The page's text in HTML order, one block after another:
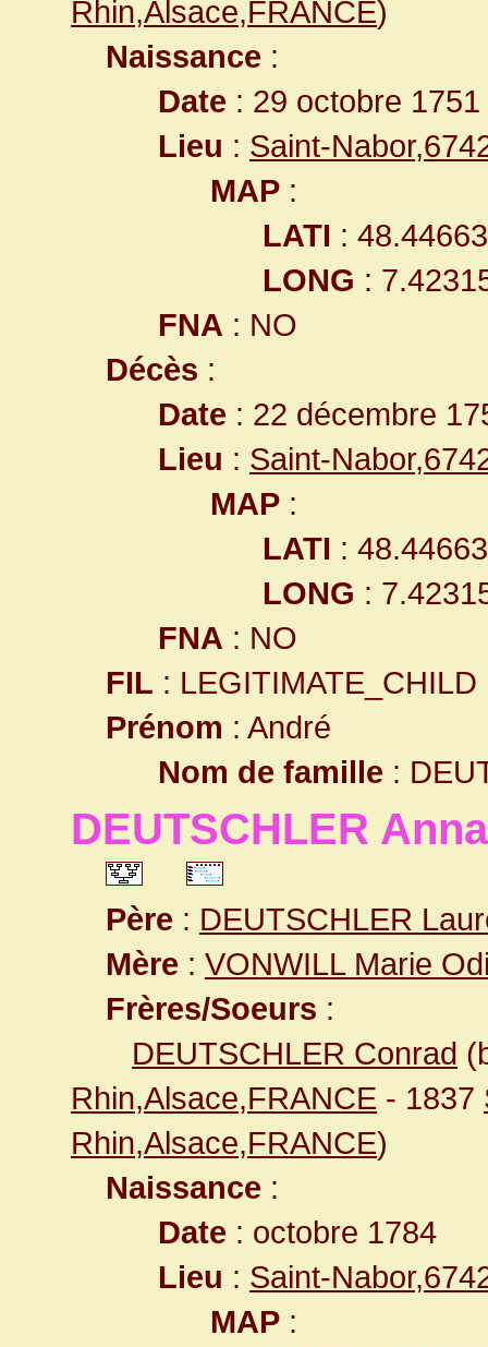
Rhin,Alsace,FRANCE)
Naissance :
Date : 29 octobre 1751
Lieu : Saint-
MAP :
LATI :
LONG :
FNA : NO
Décès :
Date : 22 décembre
Lieu : Saint-
MAP :
LATI :
LONG :
FNA : NO
FIL : LEGITIMATE_CHILD
Prénom : André
Nom de famille :
DEUTSCHLER
Père : DEUTSCHLER
Mère : VONWILL Marie
Frères/Soeurs :
DEUTSCHLER Conrad
Rhin,Alsace,FRANCE - 1837
Rhin,Alsace,FRANCE)
Naissance :
Date : octobre 1784
Lieu : Saint-
MAP :